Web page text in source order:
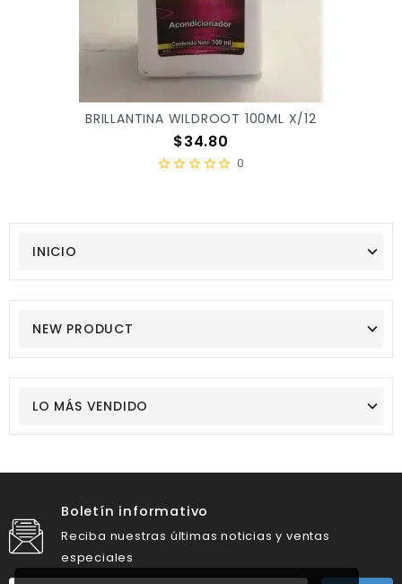
INICIO
NEW PRODUCT
LO MÁS VENDIDO
BRILLANTINA WILDROOT 100ML X/12
Precio
$34.80
0
Boletín informativo
Reciba nuestras últimas noticias y ventas
especiales